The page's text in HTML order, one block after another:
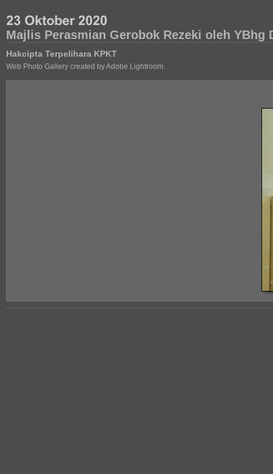
Majlis Perasmian Gerobok Rezeki oleh YBhg
Hakcipta Terpelihara KPKT
Web Photo Gallery created by Adobe Lightroom.